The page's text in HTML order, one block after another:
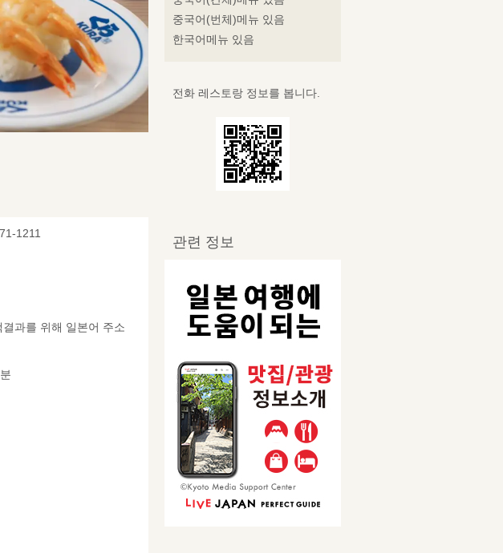
1211
과를 위해 일본어 주소
중국어(번체)메뉴 있음
한국어메뉴 있음
전화 레스토랑 정보를 봅니다.
관련 정보